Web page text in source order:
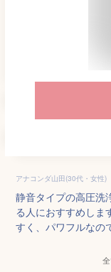
アナコンダ山田(30代・女性)
静音タイプの高圧洗
る人におすすめしま
すく、パワフルなの